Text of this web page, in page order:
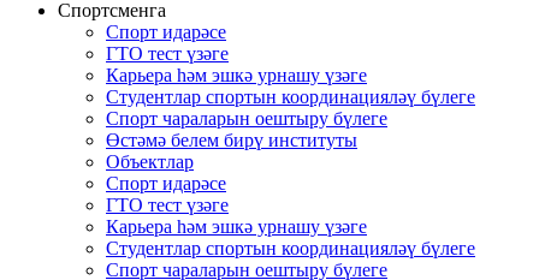
Спортсменга
Спорт идарәсе
ГТО тест үзәге
Карьера һәм эшкә урнашу үзәге
Студентлар спортын координацияләү бүлеге
Спорт чараларын оештыру бүлеге
Өстәмә белем бирү институты
Объектлар
Спорт идарәсе
ГТО тест үзәге
Карьера һәм эшкә урнашу үзәге
Студентлар спортын координацияләү бүлеге
Спорт чараларын оештыру бүлеге